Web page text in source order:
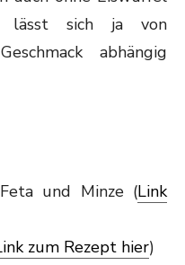
lässt sich ja von
abhängig
und Minze (Link
zum Rezept hier)